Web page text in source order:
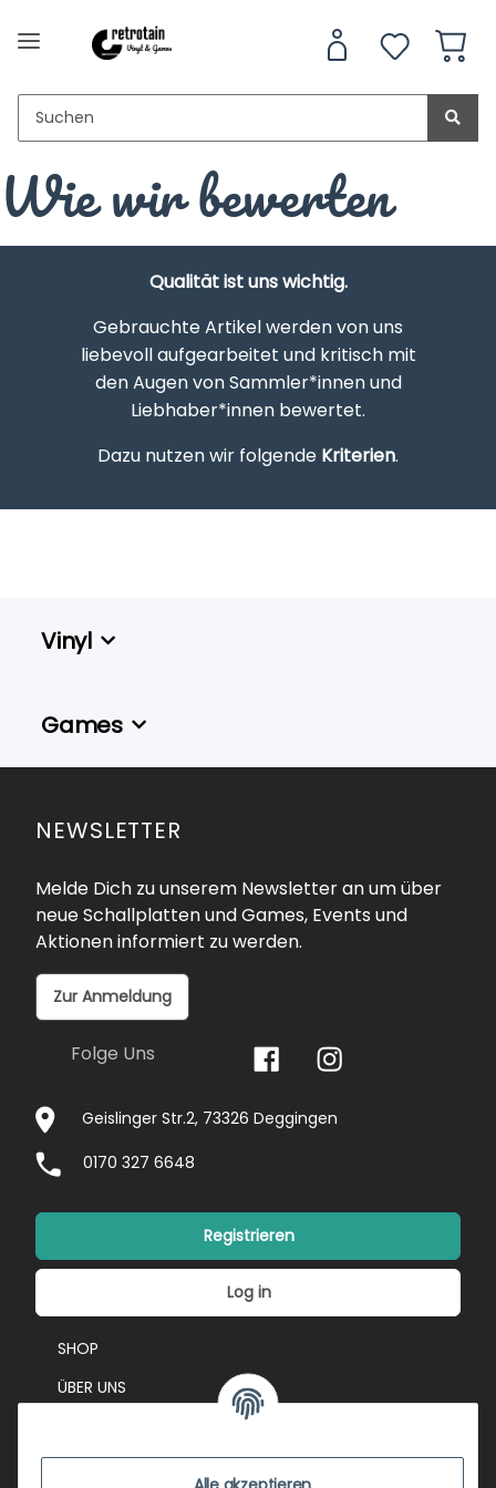
Wie wir bewerten
Qualität ist uns wichtig.
Gebrauchte Artikel werden von uns
liebevoll aufgearbeitet und kritisch mit
den Augen von Sammler*innen und
Liebhaber*innen bewertet.
Dazu nutzen wir folgende Kriterien.
Vinyl
Games
NEWSLETTER
Melde Dich zu unserem Newsletter an um über
neue Schallplatten und Games, Events und
Aktionen informiert zu werden.
Zur Anmeldung
Folge Uns
Geislinger Str.2, 73326 Deggingen
0170 327 6648
Registrieren
Log in
SHOP
ÜBER UNS